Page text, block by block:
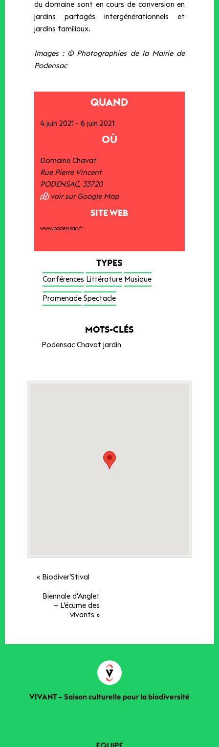
du domaine sont en cours de conversion en
jardins partagés intergénérationnels et
jardins familiaux.
Images : © Photographies de la Mairie de
Podensac
QUAND
4 juin 2021 - 6 juin 2021
OÙ
Domaine Chavat
Rue Pierre Vincent
PODENSAC, 33720
voir sur Google Map
SITE WEB
www.podensac.fr
TYPES
Conférences Littérature Musique
Promenade Spectacle
MOTS-CLÉS
Podensac Chavat jardin
«Biodiver’Stival
Biennale d’Anglet
– L’écume des
vivants »
VIVANT – Saison culturelle pour la biodiversité